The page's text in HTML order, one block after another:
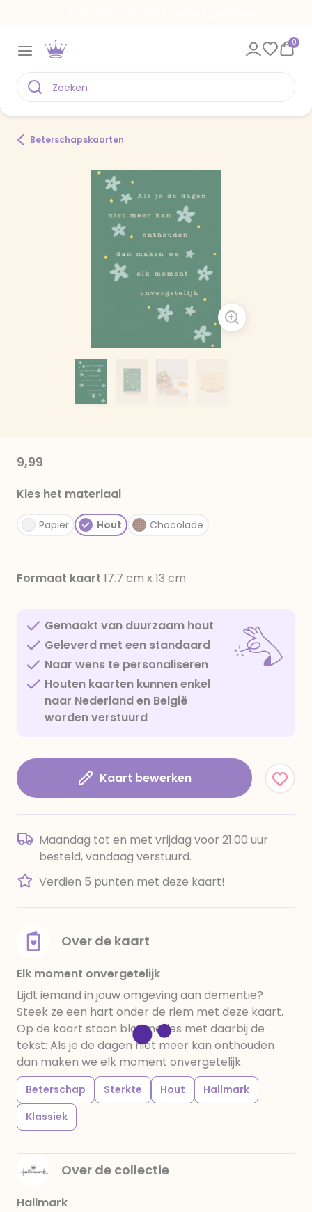
0
Beterschapskaarten
9,99
Kies het materiaal
Papier Hout Chocolade
Formaat kaart 17.7 cm x 13 cm
Gemaakt van duurzaam hout
Geleverd met een standaard
Naar wens te personaliseren
Houten kaarten kunnen enkel
naar Nederland en België
worden verstuurd
Kaart bewerken
Maandag tot en met vrijdag voor 21.00 uur
besteld, vandaag verstuurd.
Verdien 5 punten met deze kaart!
Over de kaart
Elk moment onvergetelijk
Lijdt iemand in jouw omgeving aan dementie?
Steek ze een hart onder de riem met deze kaart.
Op de kaart staan bloemetjes met daarbij de
tekst: Als je de dagen niet meer kan onthouden
dan maken we elk moment onvergetelijk.
Beterschap Sterkte Hout
Hallmark
Klassiek
Over de collectie
Hallmark